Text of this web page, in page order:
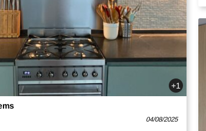
+1
04/08/2025